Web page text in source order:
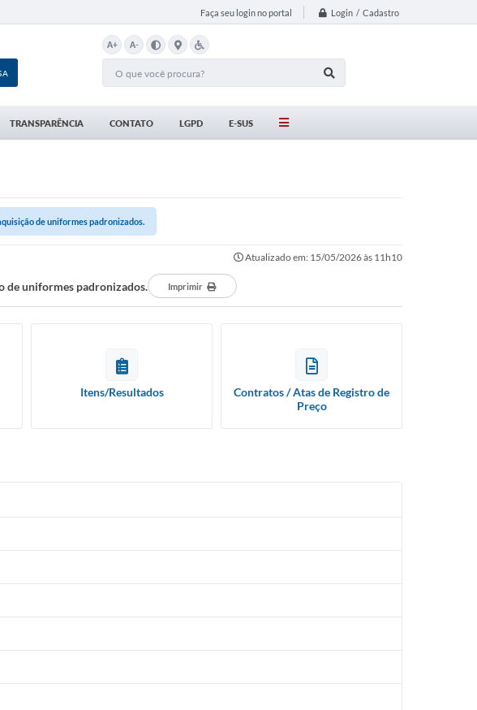
Faça seu login no portal Login / Cadastro
A+ A-
TRANSPARÊNCIA CONTATO LGPD E-SUS
de uniformes padronizados.
Atualizado em: 15/05/2026 às 11h10
de uniformes padronizados. Imprimir
Itens/Resultados
Contratos / Atas de Registro de
Preço